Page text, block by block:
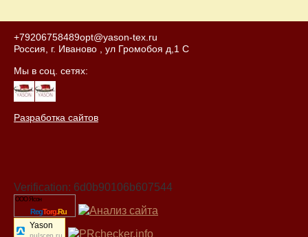
+79206758489opt@yason-tex.ru
Россия, г. Иваново , ул Громобоя д,1 С
Мы в соц. сетях:
Разработка сайтов
Verification: 6d0b90106b607544
ООО Ясон
RegTorg.Ru
Yason